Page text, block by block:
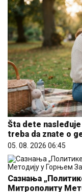
Šta dete
treba da znate o
05. 08. 2026 06:45
Сазнања
Митрополиту